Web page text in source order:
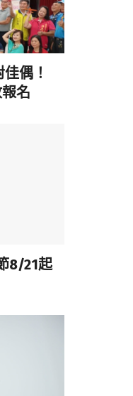
佳偶！
名
8/21起